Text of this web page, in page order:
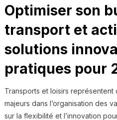
Optimiser son
transport et
solutions
pratiques pour
Transports et loisirs
majeurs dans l’organisation des
sur la flexibilité et l’innovation